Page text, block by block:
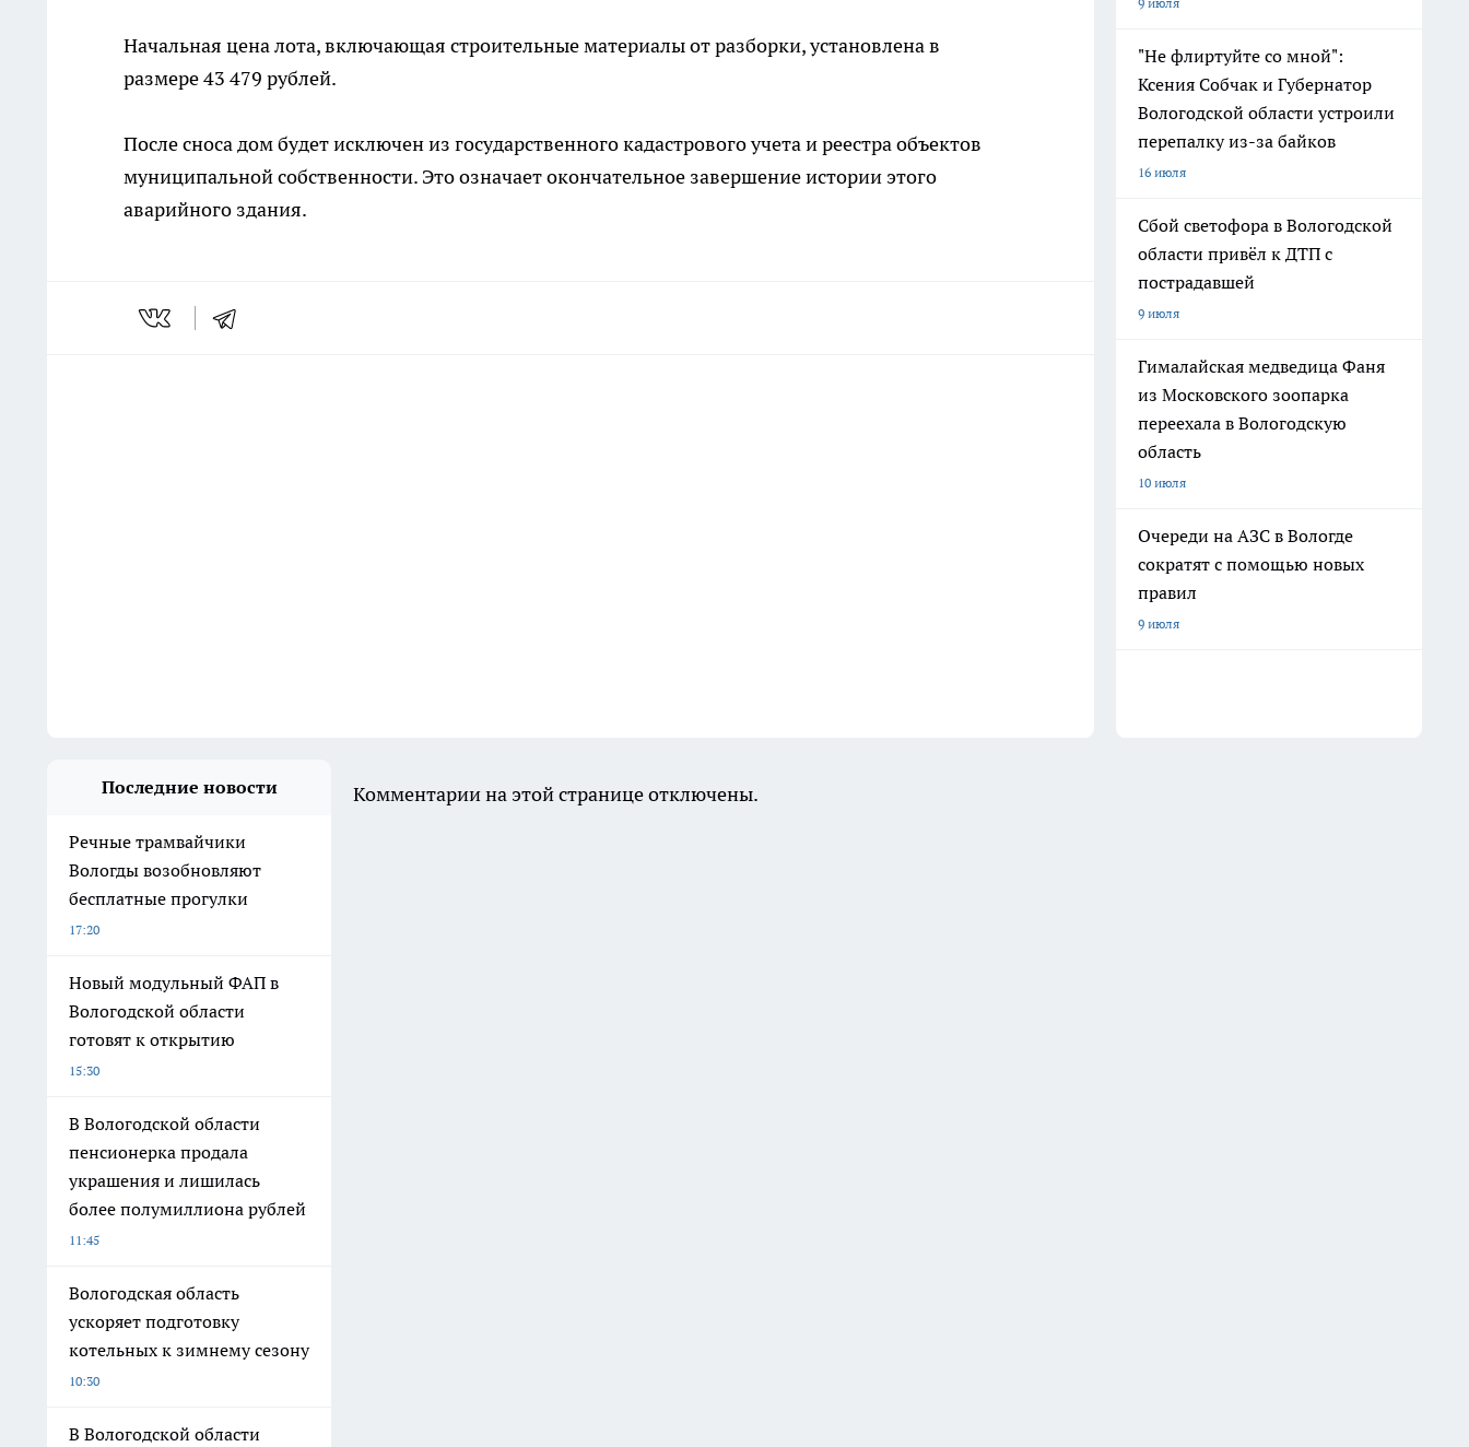
Начальная цена лота, включающая строительные материалы от разборки, установлена в
размере 43 479 рублей.
После сноса дом будет исключен из государственного кадастрового учета и реестра объектов
муниципальной собственности. Это означает окончательное завершение истории этого
аварийного здания.
"Не флиртуйте со мной":
Ксения Собчак и Губернатор
Вологодской области устроили
перепалку из-за байков
16 июля
Сбой светофора в Вологодской
области привёл к ДТП с
пострадавшей
9 июля
Гималайская медведица Фаня
из Московского зоопарка
переехала в Вологодскую
область
10 июля
Очереди на АЗС в Вологде
сократят с помощью новых
правил
9 июля
Последние новости
Речные трамвайчики
Вологды возобновляют
бесплатные прогулки
17:20
Новый модульный ФАП в
Вологодской области
готовят к открытию
15:30
В Вологодской области
пенсионерка продала
украшения и лишилась
более полумиллиона рублей
11:45
Вологодская область
ускоряет подготовку
котельных к зимнему сезону
10:30
В Вологодской области
Комментарии на этой странице отключены.